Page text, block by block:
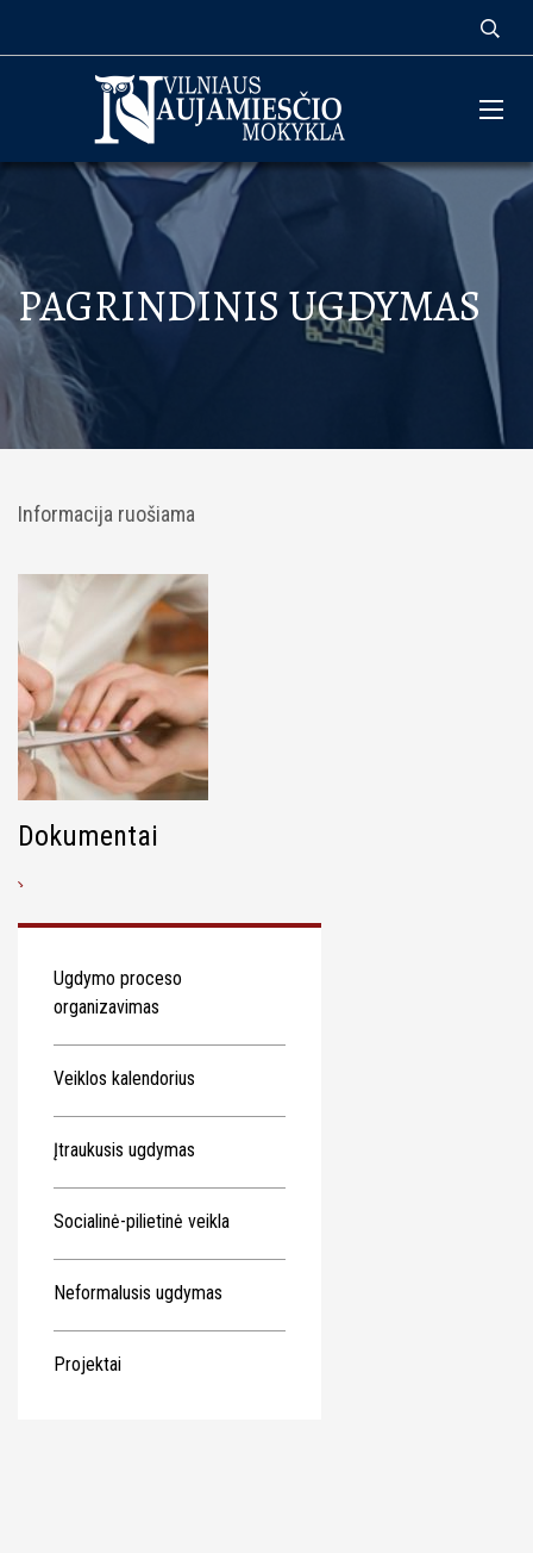
PAGRINDINIS UGDYMAS
Informacija ruošiama
Dokumentai
Ugdymo proceso
organizavimas
Veiklos kalendorius
Įtraukusis ugdymas
Socialinė-pilietinė veikla
Neformalusis ugdymas
Projektai